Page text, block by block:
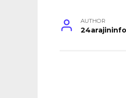
AUTHOR
24arajininfo